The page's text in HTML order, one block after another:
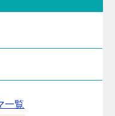
一覧